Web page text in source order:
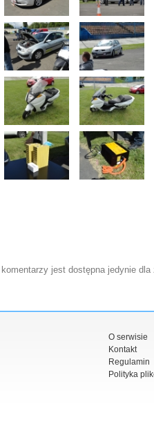
jest dostępna jedynie
O serwisie
Kontakt
Regulamin
Polityka